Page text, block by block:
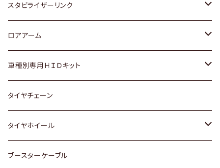
スバル
いすゞ
ダイハツ
マツダ
三菱
スバル
レクサス
スズキ
日産
ダイハツ
マツダ
三菱
スバル
ホンダ
スズキ
日産
いすゞ
ダイハツ
マツダ
トヨタ
ホンダ
スズキ
日産
ダイハツ
スバル
スタビライザーリンク
トヨタ
ホンダ
スズキ
日産
ダイハツ
ロアアーム
ホンダ
スズキ
日産
ダイハツ
車種別専用ＨＩＤキット
トヨタ
マツダ
タイヤチェーン
タイヤホイール
トヨタ
ブースターケーブル